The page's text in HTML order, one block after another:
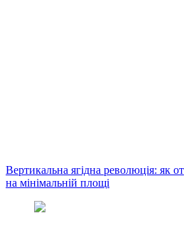
Вертикальна ягідна революція: як
на мінімальній площі